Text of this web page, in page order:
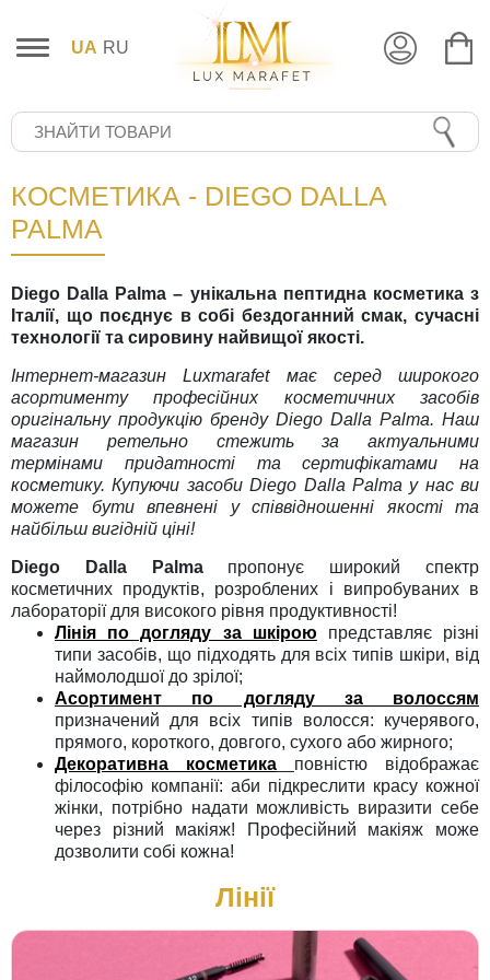
UA RU
КОСМЕТИКА - DIEGO DALLA
PALMA
Diego Dalla Palma – унікальна пептидна косметика з
Італії, що поєднує в собі бездоганний смак, сучасні
технології та сировину найвищої якості.
Інтернет-магазин Luxmarafet має серед широкого
асортименту професійних косметичних засобів
оригінальну продукцію бренду Diego Dalla Palma. Наш
магазин ретельно стежить за актуальними
термінами придатності та сертифікатами на
косметику. Купуючи засоби Diego Dalla Palma у нас ви
можете бути впевнені у співвідношенні якості та
найбільш вигідній ціні!
Diego Dalla Palmaпропонує широкий спектр
косметичних продуктів, розроблених і випробуваних в
лабораторії для високого рівня продуктивності!
Лінія по догляду за шкірою представляє різні
типи засобів, що підходять для всіх типів шкіри, від
наймолодшої до зрілої;
Асортимент по догляду за волоссям
призначений для всіх типів волосся: кучерявого,
прямого, короткого, довгого, сухого або жирного;
Декоративна косметика
повністю відображає
філософію компанії: аби підкреслити красу кожної
жінки, потрібно надати можливість виразити себе
через різний макіяж! Професійний макіяж може
дозволити собі кожна!
Лінії